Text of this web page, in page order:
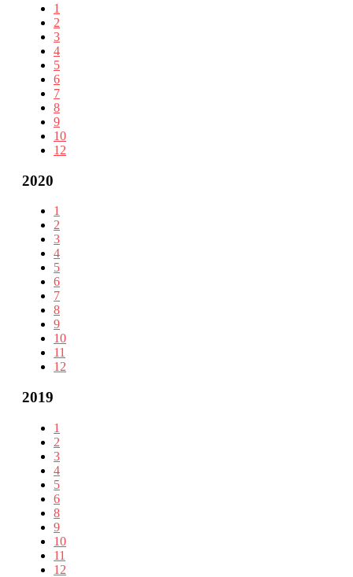
1
2
3
4
5
6
7
8
9
10
12
2020
1
2
3
4
5
6
7
8
9
10
11
12
2019
1
2
3
4
5
6
8
9
10
11
12